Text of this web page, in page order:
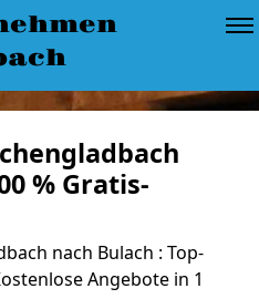
% Gratis-
nach Bulach : Top-
Angebote in 1